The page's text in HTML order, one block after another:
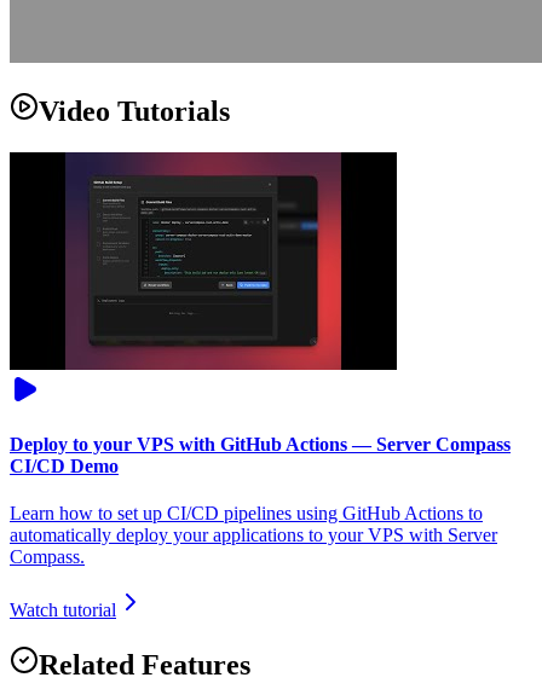
Video Tutorials
Deploy to your VPS with GitHub Actions — Server Compass
CI/CD Demo
Learn how to set up CI/CD pipelines using GitHub Actions to
automatically deploy your applications to your VPS with Server
Compass.
Watch tutorial
Related Features